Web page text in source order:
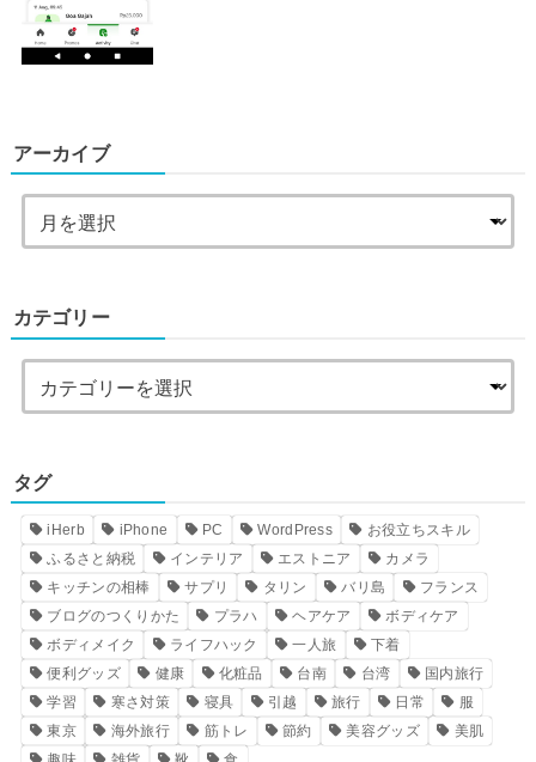
アーカイブ
カテゴリー
タグ
iHerb iPhone PC WordPress
お役立ちスキル
ふるさと納税
インテリア エストニア
カメラ
キッチンの相棒
サプリ タリン バリ島
フランス
ブログのつくりかた
プラハ ヘアケア
ボディケア
ボディメイク
ライフハック 一人旅
下着
便利グッズ
健康 化粧品 台南 台湾
国内旅行
学習
寒さ対策 寝具 引越 旅行 日常
服
東京
海外旅行 筋トレ 節約 美容グッズ
美肌